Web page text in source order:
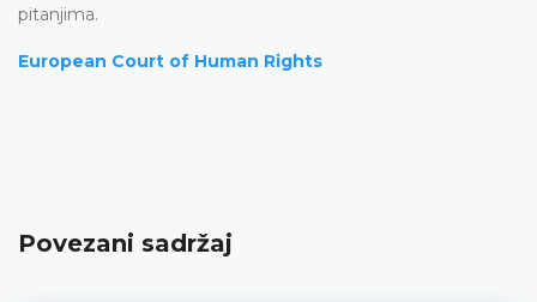
pitanjima.
European Court of Human Rights
Povezani sadržaj